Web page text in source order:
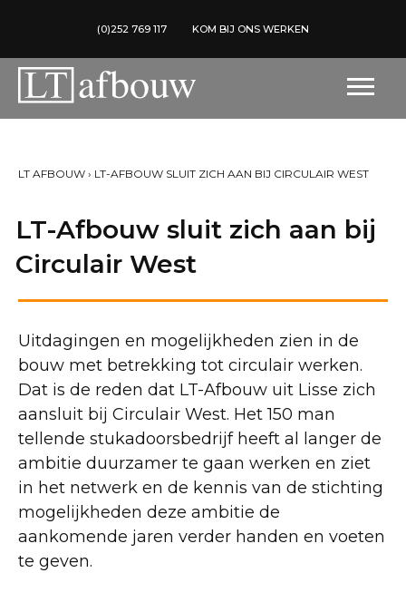
(0)252 769 117 KOM BIJ ONS WERKEN
LT AFBOUW › LT-AFBOUW SLUIT ZICH AAN BIJ CIRCULAIR WEST
LT-Afbouw sluit zich aan bij
Circulair West
Uitdagingen en mogelijkheden zien in de
bouw met betrekking tot circulair werken.
Dat is de reden dat LT-Afbouw uit Lisse zich
aansluit bij Circulair West. Het 150 man
tellende stukadoorsbedrijf heeft al langer de
ambitie duurzamer te gaan werken en ziet
in het netwerk en de kennis van de stichting
mogelijkheden deze ambitie de
aankomende jaren verder handen en voeten
te geven.